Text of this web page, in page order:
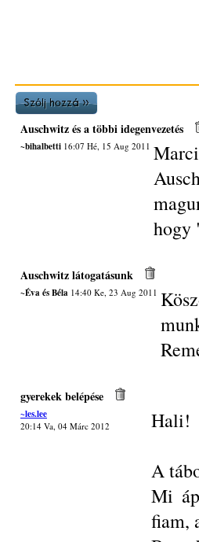
Auschwitz és a többi idegenvezetés
~bihalbetti 16:07 Hé, 15 Aug 2011
hogy
Auschwitz látogatásunk
~Éva és Béla 14:40 Ke, 23 Aug 2011
gyerekek belépése
~les.lee
20:14 Va, 04 Márc 2012
Hali!
A
Mi
fiam,